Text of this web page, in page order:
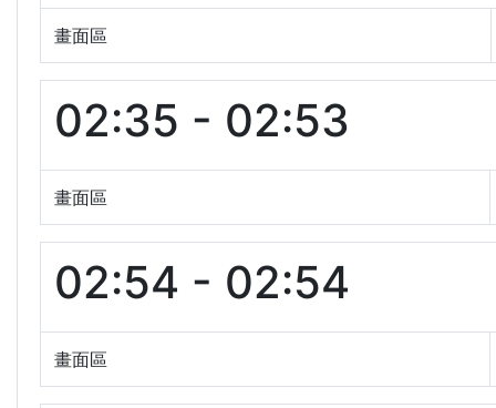
畫面區
02:35 - 02:53
畫面區
02:54 - 02:54
畫面區